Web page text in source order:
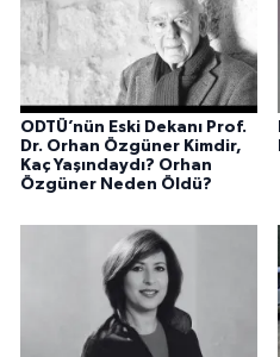
ODTÜ’nün Eski Dekanı Prof.
Dr. Orhan Özgüner Kimdir,
Kaç Yaşındaydı? Orhan
Özgüner Neden Öldü?